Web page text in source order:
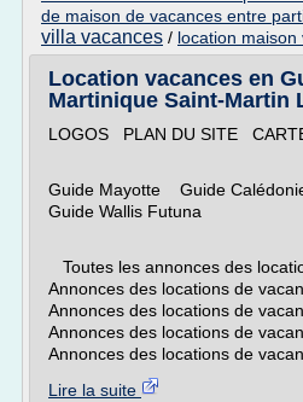
de maison de vacances entre
villa vacances / location
Location vacances en
Martinique Saint-Martin
LOGOS PLAN DU SITE
Guide Mayotte Guide
Guide Wallis Futuna
Toutes les annonces des
Annonces des locations de
Annonces des locations de
Annonces des locations de
Annonces des locations de
Lire la suite